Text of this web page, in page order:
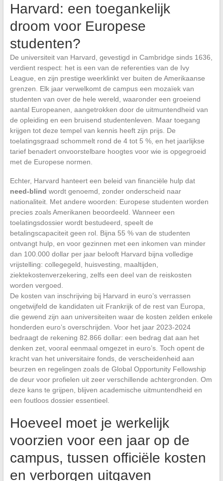
Harvard: een toegankelijk
droom voor Europese
studenten?
De universiteit van Harvard, gevestigd in Cambridge sinds 1636,
verdient respect: het is een van de referenties van de Ivy
League, en zijn prestige weerklinkt ver buiten de Amerikaanse
grenzen. Elk jaar verwelkomt de campus een mozaïek van
studenten van over de hele wereld, waaronder een groeiend
aantal Europeanen, aangetrokken door de uitmuntendheid van
de opleiding en een bruisend studentenleven. Maar toegang
krijgen tot deze tempel van kennis heeft zijn prijs. De
toelatingsgraad schommelt rond de 4 tot 5 %, en het jaarlijkse
tarief benadert onvoorstelbare hoogtes voor wie is opgegroeid
met de Europese normen.
Echter, Harvard hanteert een beleid van financiële hulp dat
need-blind wordt genoemd, zonder onderscheid naar
nationaliteit. Met andere woorden: Europese studenten worden
precies zoals Amerikanen beoordeeld. Wanneer een
toelatingsdossier wordt bestudeerd, speelt de
betalingscapaciteit geen rol. Bijna 55 % van de studenten
ontvangt hulp, en voor gezinnen met een inkomen van minder
dan 100.000 dollar per jaar belooft Harvard bijna volledige
vrijstelling: collegegeld, huisvesting, maaltijden,
ziektekostenverzekering, zelfs een deel van de reiskosten
worden vergoed.
De kosten van inschrijving bij Harvard in euro’s verrassen
ongetwijfeld de kandidaten uit Frankrijk of de rest van Europa,
die gewend zijn aan universiteiten waar de kosten zelden enkele
honderden euro’s overschrijden. Voor het jaar 2023-2024
bedraagt de rekening 82.866 dollar: een bedrag dat aan het
denken zet, vooral eenmaal omgezet in euro’s. Toch opent de
kracht van het universitaire fonds, de verscheidenheid aan
beurzen en regelingen zoals de Global Opportunity Fellowship
de deur voor profielen uit zeer verschillende achtergronden. Om
deze kans te grijpen, blijven academische uitmuntendheid en
een foutloos dossier essentieel.
Hoeveel moet je werkelijk
voorzien voor een jaar op de
campus, tussen officiële kosten
en verborgen uitgaven